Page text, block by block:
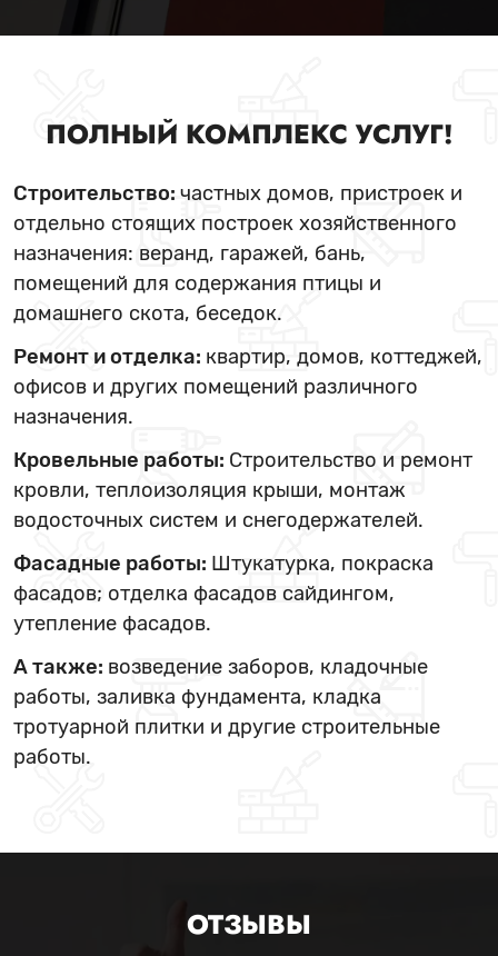
ПОЛНЫЙ КОМПЛЕКС УСЛУГ!
Строительство: частных домов, пристроек и
отдельно стоящих построек хозяйственного
назначения: веранд, гаражей, бань,
помещений для содержания птицы и
домашнего скота, беседок.
Ремонт и отделка: квартир, домов, коттеджей,
офисов и других помещений различного
назначения.
Кровельные работы: Строительство и ремонт
кровли, теплоизоляция крыши, монтаж
водосточных систем и снегодержателей.
Фасадные работы: Штукатурка, покраска
фасадов; отделка фасадов сайдингом,
утепление фасадов.
А также: возведение заборов, кладочные
работы, заливка фундамента, кладка
тротуарной плитки и другие строительные
работы.
ОТЗЫВЫ